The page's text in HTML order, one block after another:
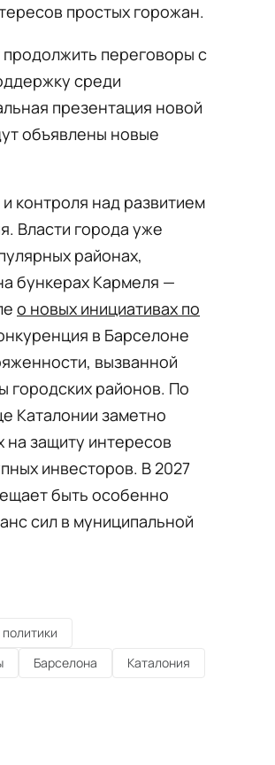
простых горожан.
переговоры с
среди
презентация новой
объявлены новые
контроля над развитием
Власти города уже
районах,
бункерах Кармеля —
о новых инициативах по
в Барселоне
вызванной
городских районов. По
Каталонии заметно
на защиту интересов
инвесторов. В 2027
быть особенно
сил в муниципальной
Барселона
Каталония